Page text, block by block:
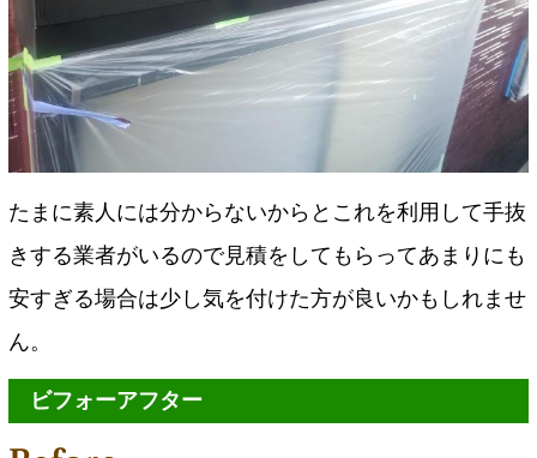
たまに素人には分からないからとこれを利用して手抜
きする業者がいるので見積をしてもらってあまりにも
安すぎる場合は少し気を付けた方が良いかもしれませ
ん。
ビフォーアフター